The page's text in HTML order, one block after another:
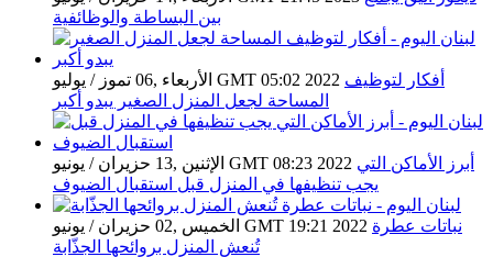
بين البساطة والوظائفية
الأربعاء ,06 تموز / يوليو GMT 05:02 2022 أفكار لتوظيف
المساحة لجعل المنزل الصغير يبدو أكبر
الإثنين ,13 حزيران / يونيو GMT 08:23 2022 أبرز الأماكن التي
يجب تنظيفها في المنزل قبل استقبال الضيوف
الخميس ,02 حزيران / يونيو GMT 19:21 2022 نباتات عطرة
تُنعش المنزل بروائحها الجذّابة